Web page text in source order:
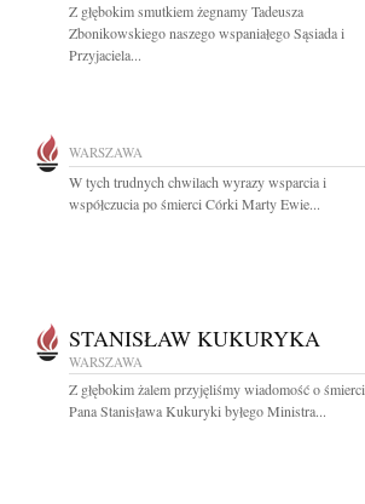
Z głębokim smutkiem żegnamy Tadeusza
Zbonikowskiego naszego wspaniałego Sąsiada i
Przyjaciela...
WARSZAWA
W tych trudnych chwilach wyrazy wsparcia i
współczucia po śmierci Córki Marty Ewie...
STANISŁAW KUKURYKA
WARSZAWA
Z głębokim żalem przyjęliśmy wiadomość o śmierci
Pana Stanisława Kukuryki byłego Ministra...